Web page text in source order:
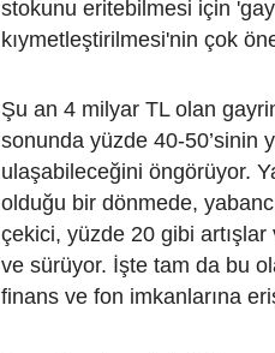
stokunu eritebilmesi için
kıymetleştirilmesi'nin çok
Şu an 4 milyar TL olan
sonunda yüzde 40-50’sinin
ulaşabileceğini öngörüyor.
olduğu bir dönmede,
çekici, yüzde 20 gibi artışlar
ve sürüyor. İşte tam da bu
finans ve fon imkanlarına